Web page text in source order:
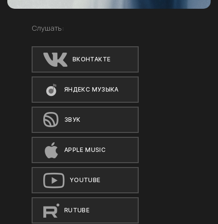
Слушать:
ВКОНТАКТЕ
ЯНДЕКС МУЗЫКА
ЗВУК
APPLE MUSIC
YOUTUBE
RUTUBE